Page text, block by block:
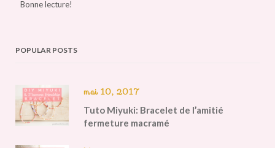
Bonne lecture!
POPULAR POSTS
mai 10, 2017
Tuto Miyuki: Bracelet de l’amitié
fermeture macramé